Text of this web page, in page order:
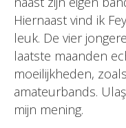
Hiernaast vind ik
leuk. De vier
laatste maanden
moeilijkheden,
amateurbands.
mijn mening.